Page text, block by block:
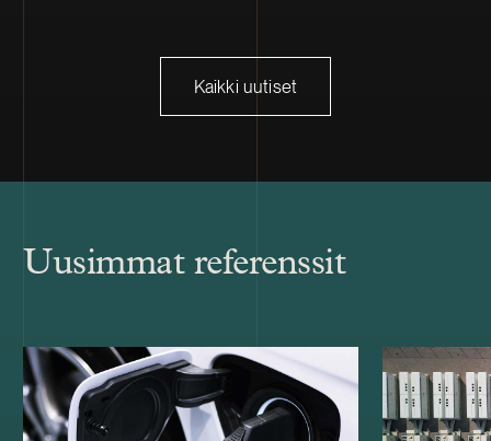
Kaikki uutiset
Uusimmat referenssit